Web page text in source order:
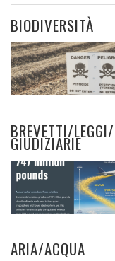
BIODIVERSITÀ
BREVETTI/
GIUDIZIARIE
ARIA/ACQUA